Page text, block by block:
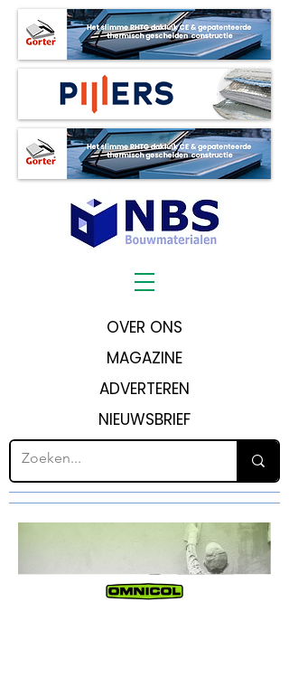
OVER ONS
MAGAZINE
ADVERTEREN
NIEUWSBRIEF